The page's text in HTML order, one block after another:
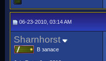
06-23-2010, 03:14 AM
Sharnhorst
В запасе